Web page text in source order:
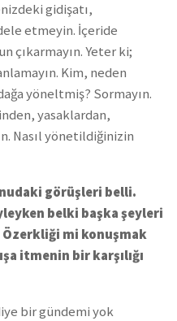
gidişatı,
etmeyin. İçeride
çıkarmayın. Yeter ki;
Kim, neden
yöneltmiş? Sormayın.
yasaklardan,
Nasıl yönetildiğinizin
görüşleri belli.
belki başka şeyleri
mi konuşmak
itmenin bir karşılığı
bir gündemi yok